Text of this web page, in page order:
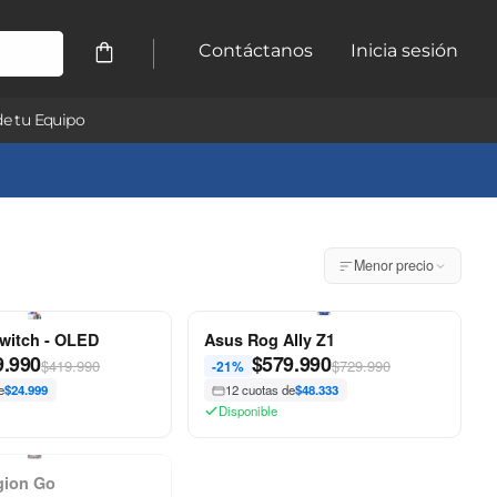
Contáctanos Inicia sesión
tu Equipo
Menor precio
- OLED
$419.990
$24.999
Asus Rog Ally Z1
-21% $579.990$729.990
12 cuotas de$48.333
Disponible
Go